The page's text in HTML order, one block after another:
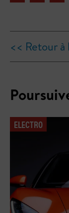
<< Retour à
ELECTRO